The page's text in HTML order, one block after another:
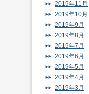
2019年11月
2019年10月
2019年9月
2019年8月
2019年7月
2019年6月
2019年5月
2019年4月
2019年3月